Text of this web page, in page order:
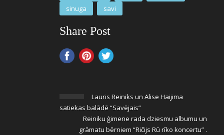
sinuga
savi
Share Post
Lauris Reiniks un Alise Haijima
satiekas balādē “Savējais”
Reiniku ģimene rada dziesmu albumu un
grāmatu bērniem “Ričijs Rū rīko koncertu” .